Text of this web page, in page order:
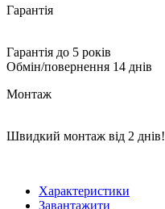
Гарантія
Гарантія до 5 років
Обмін/повернення 14 днів
Монтаж
Швидкий монтаж від 2 днів!
Характеристики
Завантажити